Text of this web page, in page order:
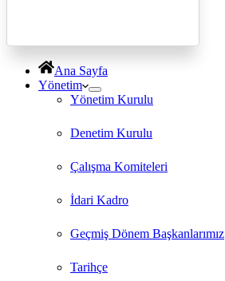
Ana Sayfa
Yönetim
Yönetim Kurulu
Denetim Kurulu
Çalışma Komiteleri
İdari Kadro
Geçmiş Dönem Başkanlarımız
Tarihçe